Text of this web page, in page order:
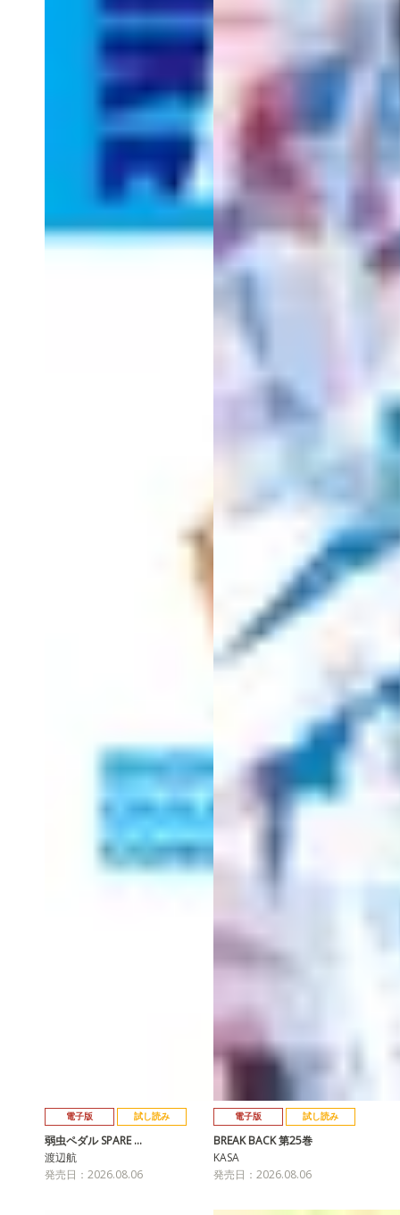
電子版 試し読み
弱虫ペダル SPARE …
渡辺航
発売日：2026.08.06
電子版 試し読み
BREAK BACK 第25巻
KASA
発売日：2026.08.06